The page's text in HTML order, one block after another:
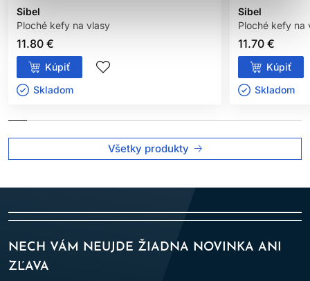
Sibel
Ploché kefy na vlasy
11.80 €
Kúpiť
Skladom ㅤ
Sibel
Ploché kefy na
11.70 €
Kúpiť
Skladom ㅤ
Všetky produkty
NECH VÁM NEUJDE ŽIADNA NOVINKA ANI
ZĽAVA